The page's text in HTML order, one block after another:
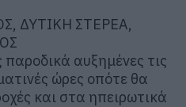
ΔΥΤΙΚΗ ΣΤΕΡΕΑ,
παροδικά αυξημένες τις
ώρες οπότε θα
και στα ηπειρωτικά